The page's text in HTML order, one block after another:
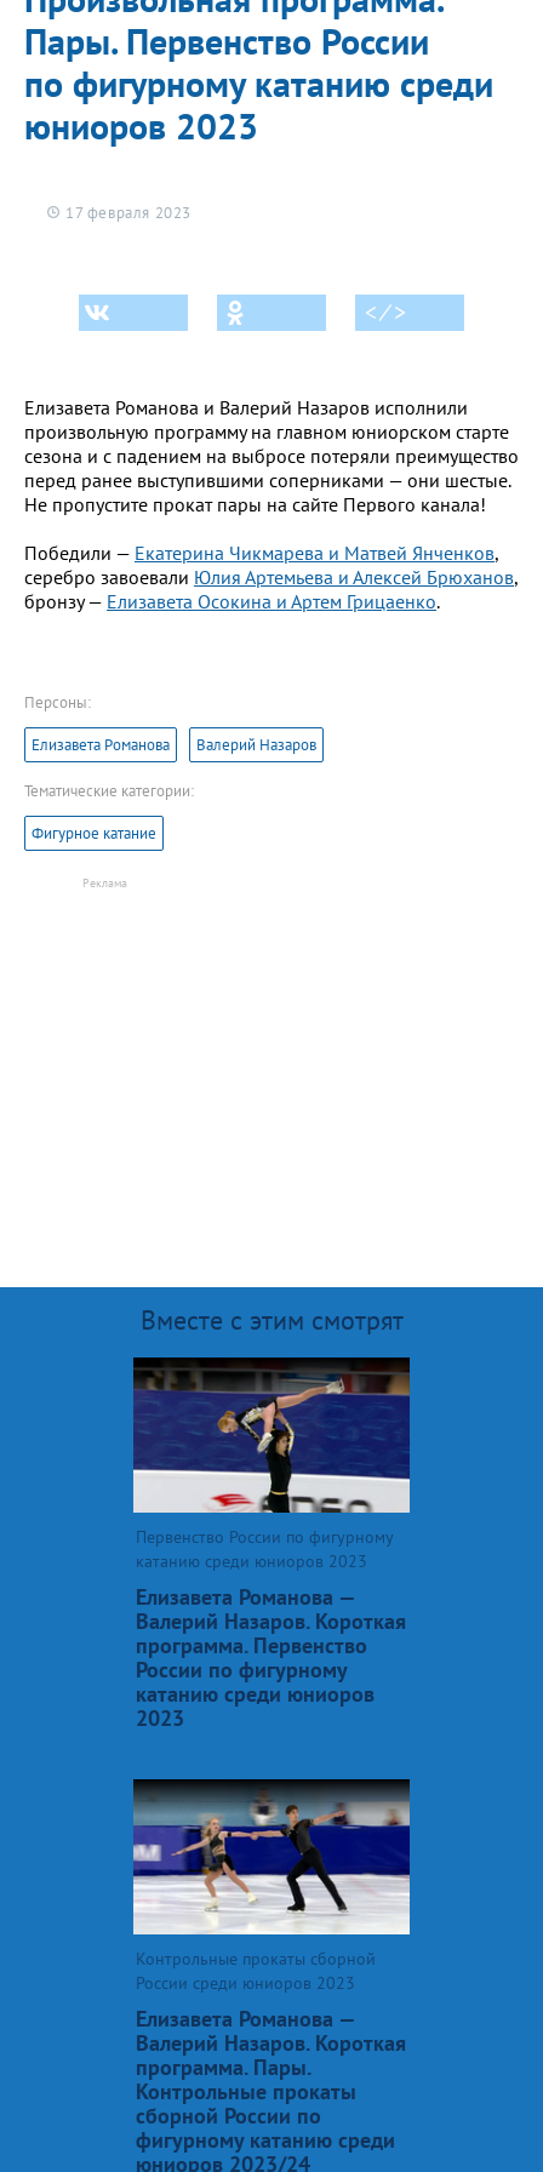
Пары. Первенство России
по фигурному катанию среди
юниоров 2023
17 февраля 2023
< ⁄ >
Елизавета Романова и Валерий Назаров исполнили
произвольную программу на главном юниорском старте
сезона и с падением на выбросе потеряли преимущество
перед ранее выступившими соперниками — они шестые.
Не пропустите прокат пары на сайте Первого канала!
Победили — Екатерина Чикмарева и Матвей Янченков,
серебро завоевали Юлия Артемьева и Алексей Брюханов,
бронзу — Елизавета Осокина и Артем Грицаенко.
Персоны:
Елизавета Романова Валерий Назаров
Тематические категории:
Фигурное катание
Вместе с этим смотрят
Первенство России по фигурному
катанию среди юниоров 2023
Елизавета Романова —
Валерий Назаров. Короткая
программа. Первенство
России по фигурному
катанию среди юниоров
2023
Контрольные прокаты сборной
России среди юниоров 2023
Елизавета Романова —
Валерий Назаров. Короткая
программа. Пары.
Контрольные прокаты
сборной России по
фигурному катанию среди
юниоров 2023/24